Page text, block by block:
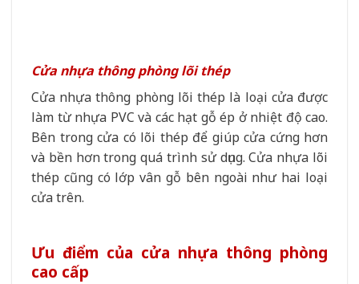
Cửa nhựa thông phòng lõi thép
Cửa nhựa thông phòng lõi thép là loại cửa được
làm từ nhựa PVC và các hạt gỗ ép ở nhiệt độ cao.
Bên trong cửa có lõi thép để giúp cửa cứng hơn
và bền hơn trong quá trình sử dụng. Cửa nhựa lõi
thép cũng có lớp vân gỗ bên ngoài như hai loại
cửa trên.
Ưu điểm của cửa nhựa thông phòng
cao cấp